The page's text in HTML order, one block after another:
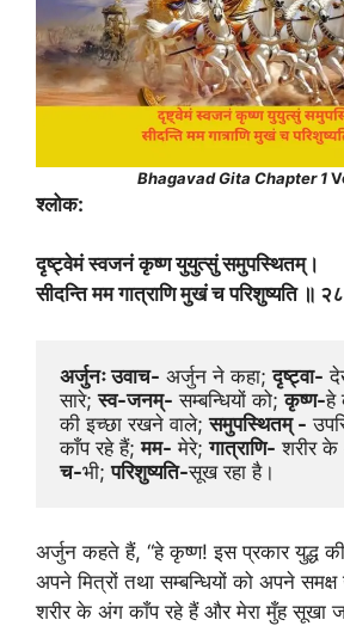
Bhagavad Gita Chapter 1
श्लोक:
दृष्ट्वेमं स्वजनं कृष्ण युयुत्सुं समुपस्थितम्।
सीदन्ति मम गात्राणि मुखं च परिशुष्यति ॥
अर्जुनः उवाच- अर्जुन ने कहा; दृष्ट्वा-
सारे; स्व-जनम्- सम्बन्धियों को; कृष्ण-हे
की इच्छा रखने वाले; समुपस्थितम् -
काँप रहे हैं; मम- मेरे; गात्राणि- शरीर
च-भी; परिशुष्यति-सूख रहा है।
अर्जुन कहते हैं, “हे कृष्ण! इस प्रकार युद्ध
अपने मित्रों तथा सम्बन्धियों को अपने
शरीर के अंग काँप रहे हैं और मेरा मुँह सूखा